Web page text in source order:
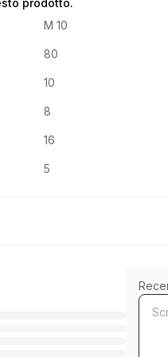
prodotto.
M 10
80
10
8
16
5